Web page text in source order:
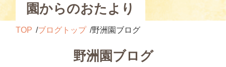
園からのおたより
TOP ブログトップ 野洲園ブログ
野洲園ブログ